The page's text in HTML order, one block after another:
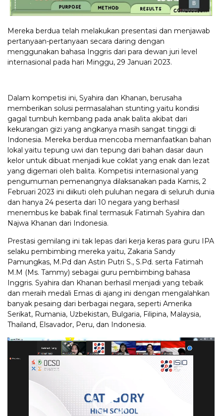
Mereka berdua telah melakukan presentasi dan menjawab
pertanyaan-pertanyaan secara daring dengan
menggunakan bahasa Inggris dari para dewan juri level
internasional pada hari Minggu, 29 Januari 2023.
Dalam kompetisi ini, Syahira dan Khanan, berusaha
memberikan solusi permasalahan stunting yaitu kondisi
gagal tumbuh kembang pada anak balita akibat dari
kekurangan gizi yang angkanya masih sangat tinggi di
Indonesia. Mereka berdua mencoba memanfaatkan bahan
lokal yaitu tepung uwi dan tepung dari bahan dasar daun
kelor untuk dibuat menjadi kue coklat yang enak dan lezat
yang digemari oleh balita. Kompetisi internasional yang
pengumuman pemenangnya dilaksanakan pada Kamis, 2
Februari 2023 ini diikuti oleh puluhan negara di seluruh dunia
dan hanya 24 peserta dari 10 negara yang berhasil
menembus ke babak final termasuk Fatimah Syahira dan
Najwa Khanan dari Indonesia.
Prestasi gemilang ini tak lepas dari kerja keras para guru IPA
selaku pembimbing mereka yaitu, Zakaria Sandy
Pamungkas, M.Pd dan Astin Putri S., S.Pd. serta Fatimah
M.M (Ms. Tammy) sebagai guru pembimbing bahasa
Inggris. Syahira dan Khanan berhasil menjadi yang tebaik
dan meraih medali Emas di ajang ini dengan mengalahkan
banyak pesaing dari berbagai negara, seperti Amerika
Serikat, Rumania, Uzbekistan, Bulgaria, Filipina, Malaysia,
Thailand, Elsavador, Peru, dan Indonesia.
Video